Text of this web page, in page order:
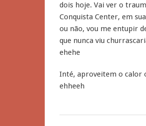
dois hoje. Vai ver o
Conquista Center, em
ou não, vou me entupir
que nunca viu
ehehe
Inté, aproveitem o calor
ehheeh